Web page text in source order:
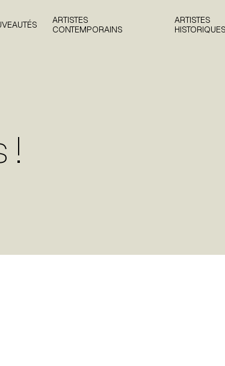
ARTISTES
CONTEMPORAINS
ARTISTES
HISTORIQUES
!